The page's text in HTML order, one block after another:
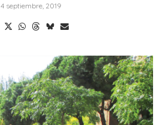
4 septiembre, 2019